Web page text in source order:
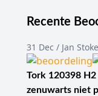
Recente
31 Dec / Jan
Tork 120398
zenuwarts niet